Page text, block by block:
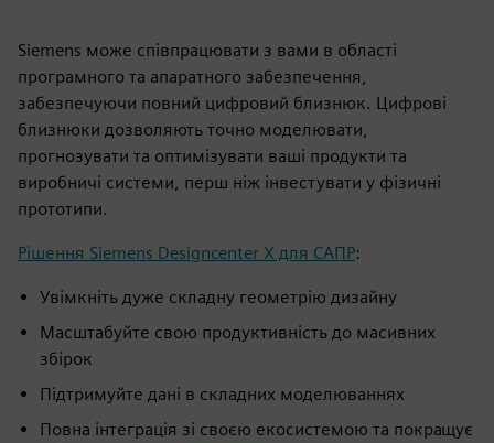
Siemens може співпрацювати з вами в області
програмного та апаратного забезпечення,
забезпечуючи повний цифровий близнюк. Цифрові
близнюки дозволяють точно моделювати,
прогнозувати та оптимізувати ваші продукти та
виробничі системи, перш ніж інвестувати у фізичні
прототипи.
Рішення Siemens Designcenter X для САПР:
Увімкніть дуже складну геометрію дизайну
Масштабуйте свою продуктивність до масивних
збірок
Підтримуйте дані в складних моделюваннях
Повна інтеграція зі своєю екосистемою та покращує